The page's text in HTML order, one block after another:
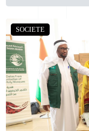
SOCIETE